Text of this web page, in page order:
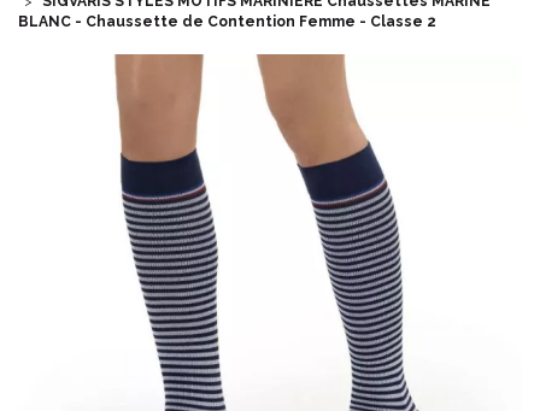
BLANC - Chaussette de Contention Femme - Classe 2